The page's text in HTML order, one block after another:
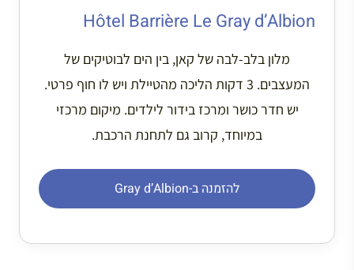
Hôtel Barrière Le Gray d’Albion
מלון בלב-לבה של קאן, בין הים לבוטיקים של
המעצבים. 3 דקות הליכה מהטיילת ויש לו חוף פרטי.
יש חדר כושר ומרכז בידור לילדים. מיקום מרכזי
במיוחד, קרוב גם לתחנת הרכבת.
להזמנה ב-Gray d’Albion